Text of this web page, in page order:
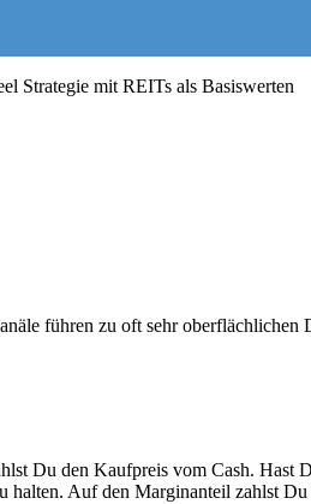
Strategie mit REITs als Basiswerten
führen zu oft sehr
Du den Kaufpreis vom Cash. Hast
halten. Auf den Marginanteil zahlst Du